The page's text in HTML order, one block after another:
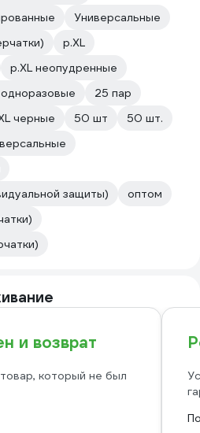
Универсальные
р.XL
р.XL неопудренные
25 пар
черные 50 шт
50 шт.
защиты)
оптом
и возврат
который не был